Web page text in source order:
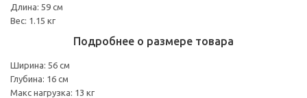
Длина: 59 см
Вес: 1.15 кг
Подробнее о размере товара
Ширина: 56 см
Глубина: 16 см
Макс нагрузка: 13 кг